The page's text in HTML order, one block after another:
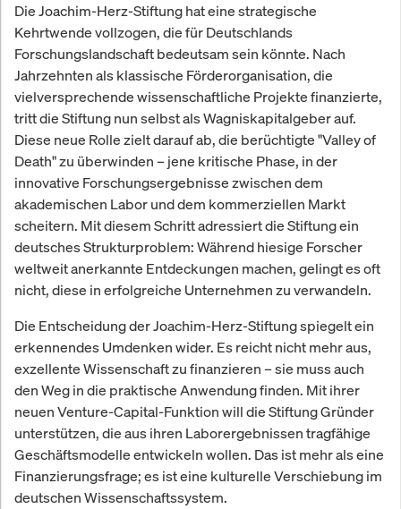
Die Joachim-Herz-Stiftung hat eine strategische
Kehrtwende vollzogen, die für Deutschlands
Forschungslandschaft bedeutsam sein könnte. Nach
Jahrzehnten als klassische Förderorganisation, die
vielversprechende wissenschaftliche Projekte finanzierte,
tritt die Stiftung nun selbst als Wagniskapitalgeber auf.
Diese neue Rolle zielt darauf ab, die berüchtigte "Valley of
Death" zu überwinden – jene kritische Phase, in der
innovative Forschungsergebnisse zwischen dem
akademischen Labor und dem kommerziellen Markt
scheitern. Mit diesem Schritt adressiert die Stiftung ein
deutsches Strukturproblem: Während hiesige Forscher
weltweit anerkannte Entdeckungen machen, gelingt es oft
nicht, diese in erfolgreiche Unternehmen zu verwandeln.
Die Entscheidung der Joachim-Herz-Stiftung spiegelt ein
erkennendes Umdenken wider. Es reicht nicht mehr aus,
exzellente Wissenschaft zu finanzieren – sie muss auch
den Weg in die praktische Anwendung finden. Mit ihrer
neuen Venture-Capital-Funktion will die Stiftung Gründer
unterstützen, die aus ihren Laborergebnissen tragfähige
Geschäftsmodelle entwickeln wollen. Das ist mehr als eine
Finanzierungsfrage; es ist eine kulturelle Verschiebung im
deutschen Wissenschaftssystem.